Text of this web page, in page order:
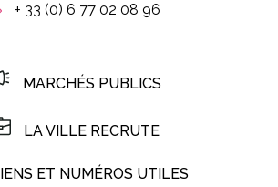
+ 33 (0) 6 77 02 08 96
MARCHÉS PUBLICS
LA VILLE RECRUTE
ET NUMÉROS UTILES